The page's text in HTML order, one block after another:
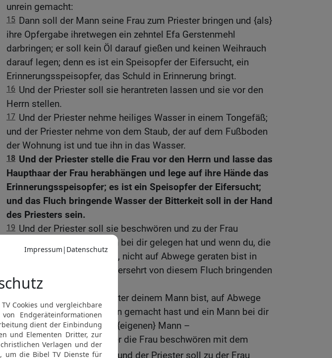
unrein gemacht:
15 Dann soll der Mann seine Frau zum Priester bringen und {als}
ihre Opfergabe ihretwegen ein zehntel Efa Gerstenmehl
darbringen; er soll kein Öl darauf gießen und keinen Weihrauch
darauf legen; denn es ist ein Speisopfer der Eifersucht, ein
Erinnerungsspeisopfer, das Schuld in Erinnerung bringt.
16 Und der Priester soll sie herantreten lassen und sie vor den
Herrn stellen.
17 Und der Priester nehme heiliges Wasser in einem Tongefäß;
und der Priester nehme von dem Staub, der auf dem Fußboden
der Wohnung ist und tue ihn in das Wasser.
18 Und der Priester stelle die Frau vor den Herrn und lasse das
Haupthaar der Frau herabhängen und lege auf ihre Hände das
Erinnerungsspeisopfer; es ist ein Speisopfer der Eifersucht;
und das Fluch bringende Wasser der Bitterkeit soll in der Hand
des Priesters sein.
19 Und der Priester soll sie beschwören und zu der Frau
sprechen: Wenn kein Mann bei dir gelegen hat und wenn du, die
du unter deinem Mann bist, nicht auf Abwege geraten bist in
Unreinheit, dann bleibe unversehrt von diesem Fluch bringenden
Wasser der Bitterkeit!
Wenn du aber, die du unter deinem Mann bist, auf Abwege
geraten bist und dich unrein gemacht hast und ein Mann bei dir
gelegen hat außer deinem {eigenen} Mann –
21 und {so} soll der Priester die Frau beschwören mit dem
Schwur der Verfluchung
; und der Priester soll zu der Frau